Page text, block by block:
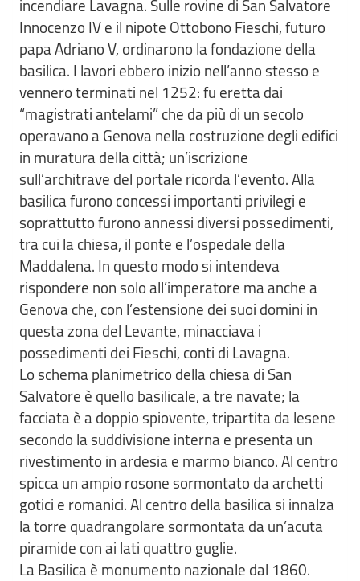
incendiare Lavagna. Sulle rovine di San Salvatore
Innocenzo IV e il nipote Ottobono Fieschi, futuro
papa Adriano V, ordinarono la fondazione della
basilica. I lavori ebbero inizio nell’anno stesso e
vennero terminati nel 1252: fu eretta dai
“magistrati antelami” che da più di un secolo
operavano a Genova nella costruzione degli edifici
in muratura della città; un’iscrizione
sull’architrave del portale ricorda l’evento. Alla
basilica furono concessi importanti privilegi e
soprattutto furono annessi diversi possedimenti,
tra cui la chiesa, il ponte e l’ospedale della
Maddalena. In questo modo si intendeva
rispondere non solo all’imperatore ma anche a
Genova che, con l’estensione dei suoi domini in
questa zona del Levante, minacciava i
possedimenti dei Fieschi, conti di Lavagna.
Lo schema planimetrico della chiesa di San
Salvatore è quello basilicale, a tre navate; la
facciata è a doppio spiovente, tripartita da lesene
secondo la suddivisione interna e presenta un
rivestimento in ardesia e marmo bianco. Al centro
spicca un ampio rosone sormontato da archetti
gotici e romanici. Al centro della basilica si innalza
la torre quadrangolare sormontata da un’acuta
piramide con ai lati quattro guglie.
La Basilica è monumento nazionale dal 1860.